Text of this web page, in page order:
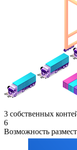
3 собственных
6
Возможность